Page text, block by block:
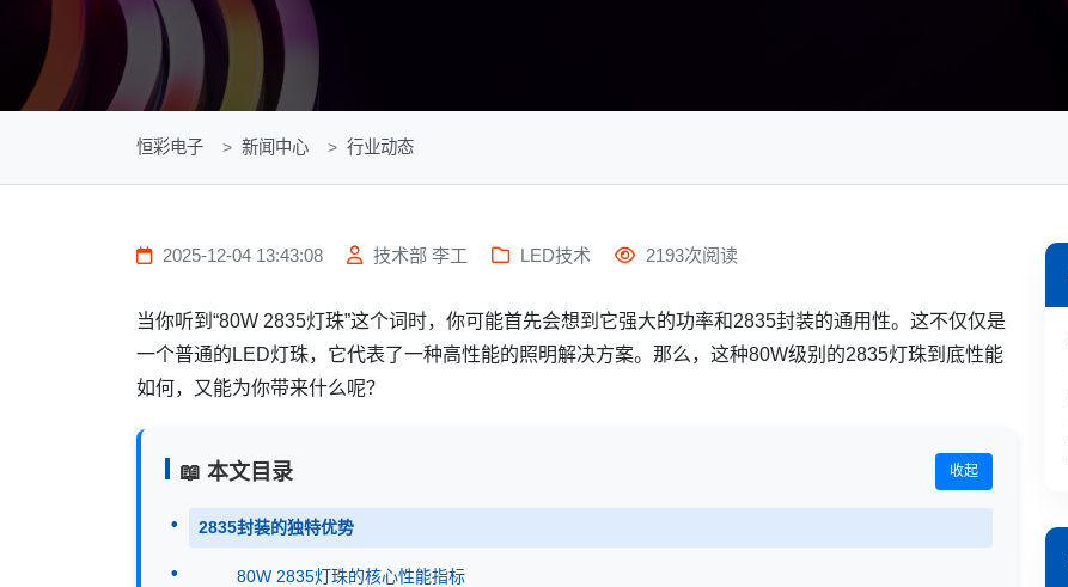
恒彩电子 新闻中心 行业动态
2025-12-04 13:43:08 技术部 李工 LED技术 2193次阅读
当你听到“80W 2835灯珠”这个词时，你可能首先会想到它强大的功率和2835封装的通用性。这不仅仅是
一个普通的LED灯珠，它代表了一种高性能的照明解决方案。那么，这种80W级别的2835灯珠到底性能
如何，又能为你带来什么呢？
📖 本文目录 收起
2835封装的独特优势
80W 2835灯珠的核心性能指标